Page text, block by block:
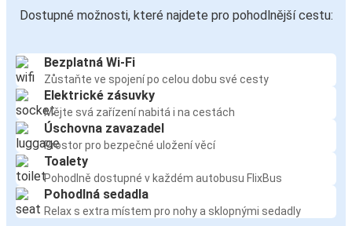
Dostupné možnosti, které najdete pro pohodlnější cestu:
Bezplatná Wi-Fi
Zůstaňte ve spojení po celou dobu své cesty
Elektrické zásuvky
Mějte svá zařízení nabitá i na cestách
Úschovna zavazadel
Prostor pro bezpečné uložení věcí
Toalety
Pohodlně dostupné v každém autobusu FlixBus
Pohodlná sedadla
Relax s extra místem pro nohy a sklopnými sedadly